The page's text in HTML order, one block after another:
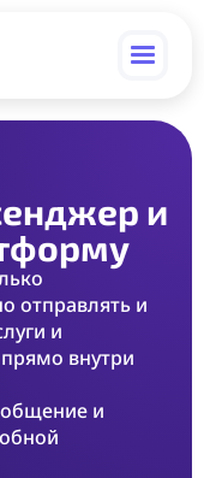
и
отправлять и
и
внутри
и